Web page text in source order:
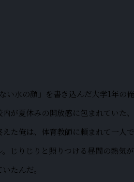
い水の顔」を書き込んだ大学1年の俺
が夏休みの開放感に包まれていた
た俺は、体育教師に頼まれて一人
じりじりと照りつける昼間の熱気
たんだ。